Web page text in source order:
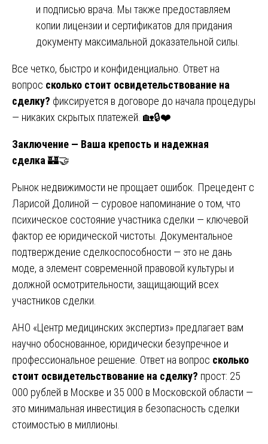
и подписью врача. Мы также предоставляем
копии лицензии и сертификатов для придания
документу максимальной доказательной силы.
Все четко, быстро и конфиденциально. Ответ на
вопрос сколько стоит освидетельствование на
сделку? фиксируется в договоре до начала процедуры
— никаких скрытых платежей. 🏡🔒❤️
Заключение — Ваша крепость и надежная
сделка 🏰🤝
Рынок недвижимости не прощает ошибок. Прецедент с
Ларисой Долиной — суровое напоминание о том, что
психическое состояние участника сделки — ключевой
фактор ее юридической чистоты. Документальное
подтверждение сделкоспособности — это не дань
моде, а элемент современной правовой культуры и
должной осмотрительности, защищающий всех
участников сделки.
АНО «Центр медицинских экспертиз» предлагает вам
научно обоснованное, юридически безупречное и
профессиональное решение. Ответ на вопрос сколько
стоит освидетельствование на сделку? прост: 25
000 рублей в Москве и 35 000 в Московской области —
это минимальная инвестиция в безопасность сделки
стоимостью в миллионы.